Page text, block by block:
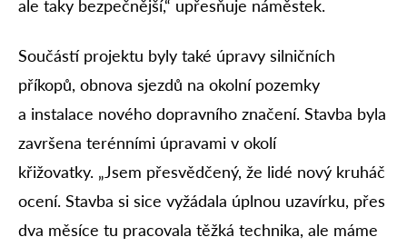
ale taky bezpečnější,“ upřesňuje náměstek.
Součástí projektu byly také úpravy silničních
příkopů, obnova sjezdů na okolní pozemky
a instalace nového dopravního značení. Stavba byla
završena terénními úpravami v okolí
křižovatky. „Jsem přesvědčený, že lidé nový kruháč
ocení. Stavba si sice vyžádala úplnou uzavírku, přes
dva měsíce tu pracovala těžká technika, ale máme